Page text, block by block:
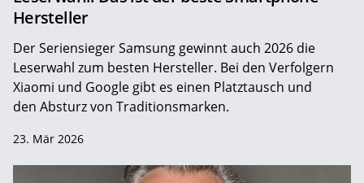
Hersteller
Der Seriensieger Samsung gewinnt auch 2026 die
Leserwahl zum ­besten Hersteller. Bei den Verfolgern
Xiaomi und Google gibt es einen Platztausch und
den Absturz von Traditionsmarken.
23. Mär 2026